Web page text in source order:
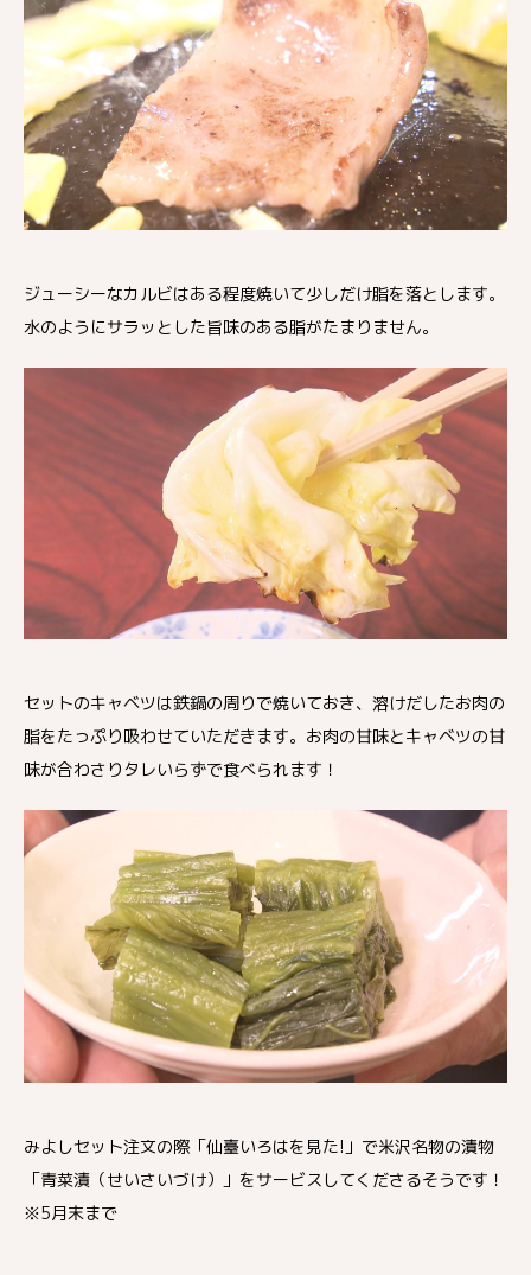
ジューシーなカルビはある程度焼いて少しだけ脂を落とします。
水のようにサラッとした旨味のある脂がたまりません。
セットのキャベツは鉄鍋の周りで焼いておき、溶けだしたお肉の
脂をたっぷり吸わせていただきます。お肉の甘味とキャベツの甘
味が合わさりタレいらずで食べられます！
みよしセット注文の際「仙臺いろはを見た!」で米沢名物の漬物
「青菜漬（せいさいづけ）」をサービスしてくださるそうです！
※5月末まで